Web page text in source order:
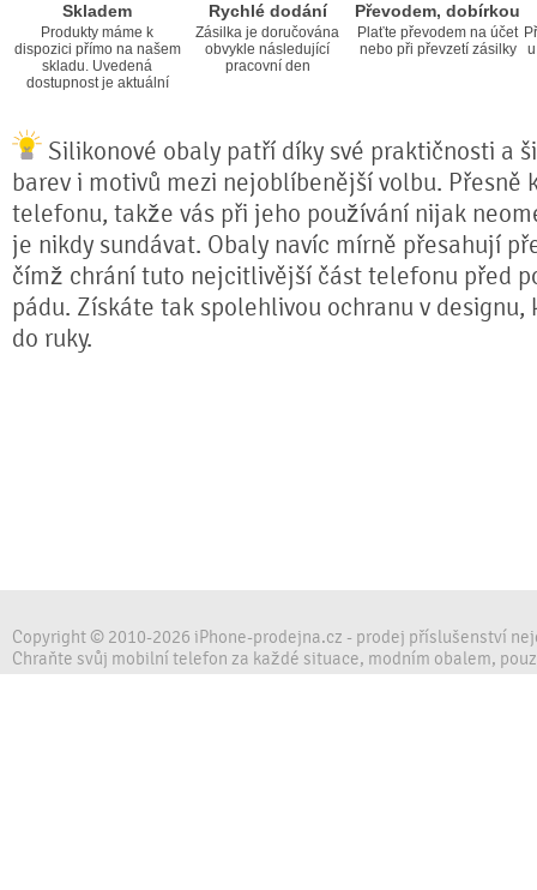
Skladem
Produkty máme k
dispozici přímo na našem
skladu. Uvedená
dostupnost je aktuální
Rychlé dodání
Zásilka je doručována
obvykle následující
pracovní den
Převodem, dobírkou
Plaťte převodem na účet
nebo při převzetí zásilky
Silikonové obaly patří díky své praktičnosti a
barev i motivů mezi nejoblíbenější volbu. Přesně
telefonu, takže vás při jeho používání nijak
je nikdy sundávat. Obaly navíc mírně přesahují
čímž chrání tuto nejcitlivější část telefonu před
pádu. Získáte tak spolehlivou ochranu v designu,
do ruky.
Copyright © 2010-2026 iPhone-prodejna.cz - prodej příslušenství
Chraňte svůj mobilní telefon za každé situace, modním obalem,